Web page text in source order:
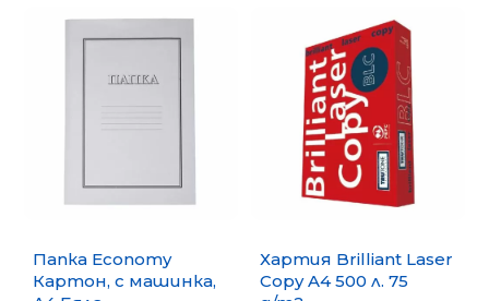
Папка Economy
Картон, с машинка,
Хартия Brilliant Laser
Copy A4 500 л. 75